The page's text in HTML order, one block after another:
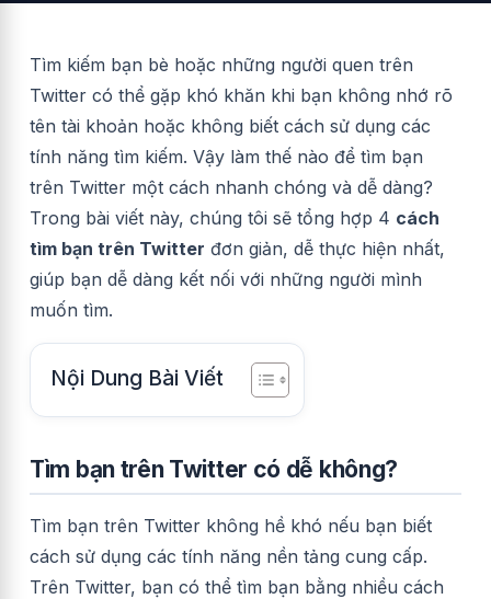
Tìm kiếm bạn bè hoặc những người quen trên
Twitter có thể gặp khó khăn khi bạn không nhớ rõ
tên tài khoản hoặc không biết cách sử dụng các
tính năng tìm kiếm. Vậy làm thế nào để tìm bạn
trên Twitter một cách nhanh chóng và dễ dàng?
Trong bài viết này, chúng tôi sẽ tổng hợp 4 cách
tìm bạn trên Twitter đơn giản, dễ thực hiện nhất,
giúp bạn dễ dàng kết nối với những người mình
muốn tìm.
Nội Dung Bài Viết
Tìm bạn trên Twitter có dễ không?
Tìm bạn trên Twitter không hề khó nếu bạn biết
cách sử dụng các tính năng nền tảng cung cấp.
Trên Twitter, bạn có thể tìm bạn bằng nhiều cách